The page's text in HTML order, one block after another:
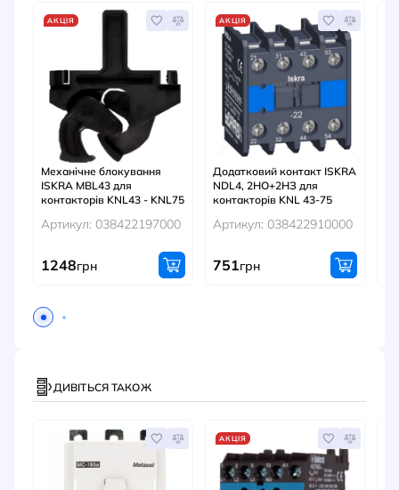
АКЦІЯ
Механічне блокування
ISKRA MBL43 для
контакторів KNL43 - KNL75
Артикул: 038422197000
1248грн
АКЦІЯ
Додатковий контакт ISKRA
NDL4, 2HO+2НЗ для
контакторів KNL 43-75
Артикул: 038422910000
751грн
ДИВІТЬСЯ ТАКОЖ
АКЦІЯ